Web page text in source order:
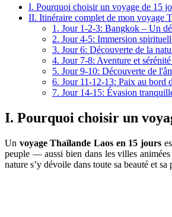
I. Pourquoi choisir un voyage de 15
II. Itinéraire complet de mon voyage
1. Jour 1-2-3: Bangkok – Un
2. Jour 4-5: Immersion
3. Jour 6: Découverte de la
4. Jour 7-8: Aventure et
5. Jour 9-10: Découverte de
6. Jour 11-12-13: Paix au
7. Jour 14-15: Évasion
I. Pourquoi choisir un
Un voyage Thaïlande Laos en 15 jours
peuple — aussi bien dans les villes
nature s’y dévoile dans toute sa beauté et sa